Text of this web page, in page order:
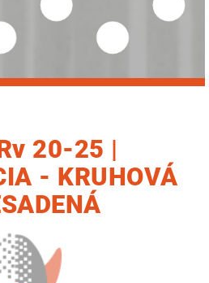
20-25 |
- KRUHOVÁ